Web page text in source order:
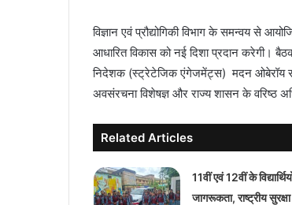
विज्ञान एवं प्रौद्योगिकी विभाग के समन्वय से
आधारित विकास को नई दिशा प्रदान करेगी।
निदेशक (स्ट्रेटेजिक एंगेजमेंट्स) मदन ओबेरॉय
अवसंरचना विशेषज्ञ और राज्य शासन के वरिष्ठ
Related Articles
11वीं एवं 12वीं के
जागरूकता, राष्ट्रीय